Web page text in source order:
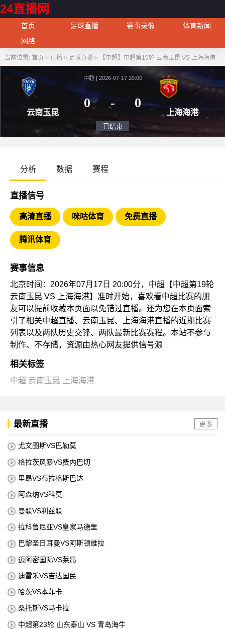
24直播网
首页 足球直播 赛事录像
体育新闻
网络
当前位置: 首页 > 直播> 足球直播> 【中超】中超第19轮 云南玉昆 VS 上海海港
云南玉昆
中超 | 2026-07-17 20:00
0
上海
分析 数据 赛程
直播信号
高清直播 咪咕体育 免费直播
腾讯体育
赛事信息
北京时间：2026年07月17日 20:00分，中超【中超第19轮
云南玉昆 VS 上海海港】准时开始，喜欢看中超比赛的朋
友可以提前收藏本页面以免错过直播。还为您在本页面索
引了相关中超直播、云南玉昆、上海海港直播的近期比赛
列表以及两队历史交锋、两队最新比赛赛程。本站不参与
制作、不存储，资源由热心网友提供信号源
相关标签
中超 云南玉昆 上海海港
最新直播 更多
尤文图斯VS巴勒莫
格拉茨风暴VS费内巴切
里昂VS布拉格斯巴达
阿森纳VS科莫
曼联VS利兹联
拉科鲁尼亚VS皇家马德里
巴黎圣日耳曼VS阿斯顿维拉
迈阿密国际VS莱昂
迪雷禾VS吉达国民
哈茨VS本菲卡
桑托斯VS马卡拉
中超第23轮 山东泰山 VS 青岛海牛